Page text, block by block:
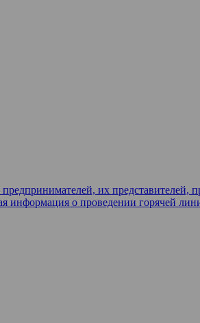
их представителей,
информация о проведении горячей